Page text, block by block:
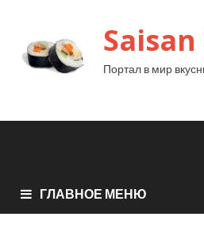
Портал в мир
ГЛАВНОЕ МЕНЮ